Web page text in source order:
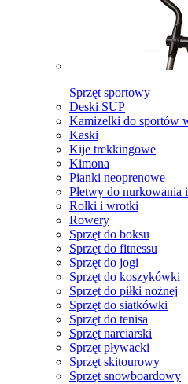
Sprzęt sportowy
Deski SUP
Kamizelki do sportów
Kaski
Kije trekkingowe
Kimona
Pianki neoprenowe
Płetwy do nurkowania
Rolki i wrotki
Rowery
Sprzęt do boksu
Sprzęt do fitnessu
Sprzęt do jogi
Sprzęt do koszykówki
Sprzęt do piłki nożnej
Sprzęt do siatkówki
Sprzęt do tenisa
Sprzęt narciarski
Sprzęt pływacki
Sprzęt skitourowy
Sprzęt snowboardowy